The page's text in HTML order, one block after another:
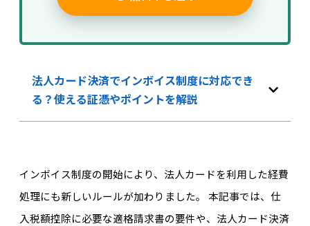
法人カード決済でインボイス制度に対応でき
る？使える証憑やポイントを解説
インボイス制度の開始により、法人カードを利用した経費
処理にも新しいルールが加わりました。 本記事では、仕
入税額控除に必要な適格請求書の要件や、法人カード決済